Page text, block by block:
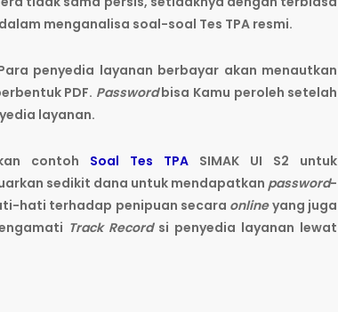
menganalisa soal-soal Tes TPA resmi.
penyedia layanan berbayar akan menautkan
PDF. Passwordbisa Kamu peroleh setelah
layanan.
contoh Soal Tes TPA SIMAK UI S2 untuk
sedikit dana untuk mendapatkan password-
hati terhadap penipuan secara onlineyang juga
Track Recordsi penyedia layanan lewat